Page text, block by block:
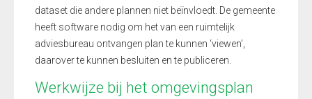
dataset die andere plannen niet beïnvloedt. De gemeente
heeft software nodig om het van een ruimtelijk
adviesbureau ontvangen plan te kunnen ‘viewen’
daarover te kunnen besluiten ente publiceren.
Werkwijze bij het omgevingsplan